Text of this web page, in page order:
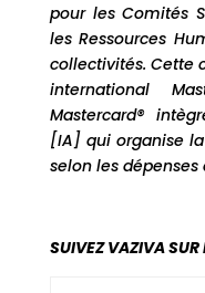
pour les Comités
les Ressources
collectivités. Cette
international
Mastercard®
[IA] qui organise
selon les dépenses
SUIVEZ VAZIVA